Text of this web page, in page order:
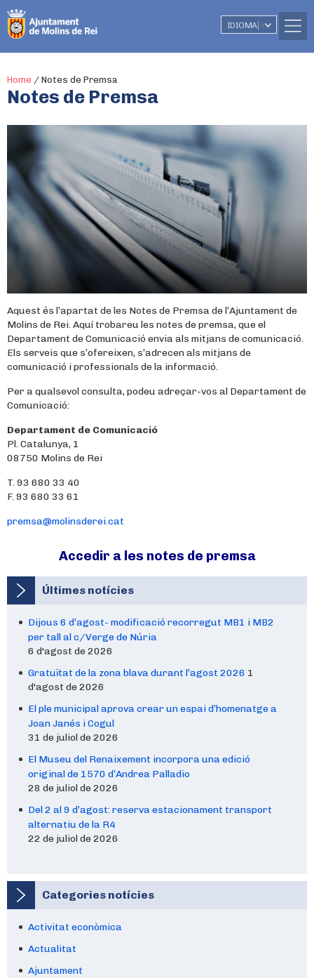
IDIOMA ▼
Home / Notes de Premsa
Notes de Premsa
Aquest és l’apartat de les Notes de Premsa de l’Ajuntament de
Molins de Rei. Aquí trobareu les notes de premsa, que el
Departament de Comunicació envia als mitjans de comunicació.
Els serveis que s’ofereixen, s’adrecen als mitjans de
comunicació i professionals de la informació.
Per a qualsevol consulta, podeu adreçar-vos al Departament de
Comunicació:
Departament de Comunicació
Pl. Catalunya, 1
08750 Molins de Rei
T. 93 680 33 40
F. 93 680 33 61
premsa@molinsderei.cat
Accedir a les notes de premsa
Últimes notícies
Dijous 6 d’agost- modificació recorregut MB1 i MB2
per tall al c/Verge de Núria
6 d'agost de 2026
Gratuïtat de la zona blava durant l’agost 2026 1
d'agost de 2026
El ple municipal aprova crear un espai d’homenatge a
Joan Janés i Cogul
31 de juliol de 2026
El Museu del Renaixement incorpora una edició
original de 1570 d’Andrea Palladio
28 de juliol de 2026
Del 2 al 9 d’agost: reserva estacionament transport
alternatiu de la R4
22 de juliol de 2026
Categories notícies
Activitat econòmica
Actualitat
Ajuntament